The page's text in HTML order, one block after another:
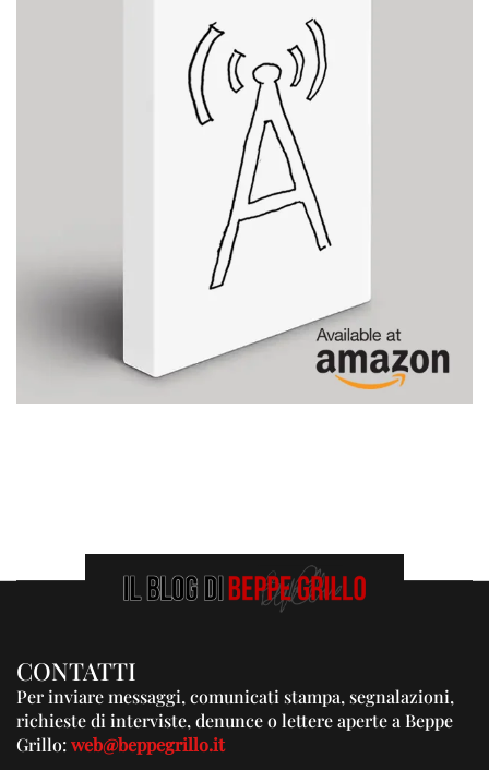
CONTATTI
Per inviare messaggi, comunicati stampa, segnalazioni,
richieste di interviste, denunce o lettere aperte a Beppe
Grillo:web@beppegrillo.it